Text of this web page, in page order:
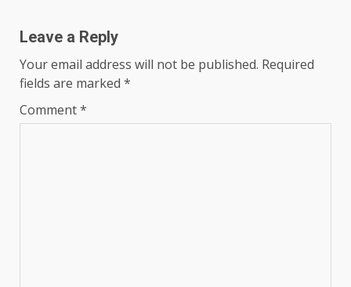
Leave a Reply
Your email address will not be published. Required
fields are marked *
Comment*